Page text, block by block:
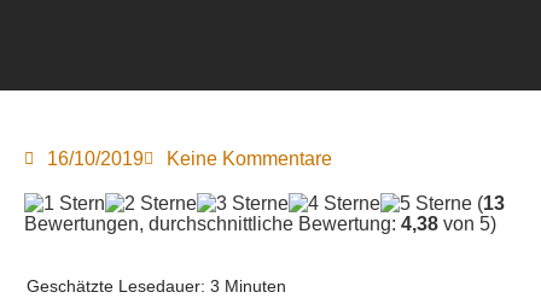
16/10/2019 Keine Kommentare
(13
Bewertungen, durchschnittliche Bewertung: 4,38 von 5)
Geschätzte Lesedauer:3 Minuten